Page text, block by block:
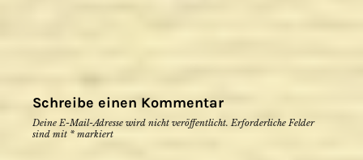
Schreibe einen Kommentar
Deine E-Mail-Adresse wird nicht veröffentlicht. Erforderliche Felder
sind mit * markiert